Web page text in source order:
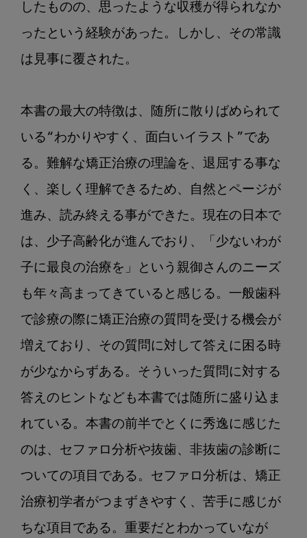
したものの、思ったような収穫が得られなか
ったという経験があった。しかし、その常識
は見事に覆された。
本書の最大の特徴は、随所に散りばめられて
いる“わかりやすく、面白いイラスト”であ
る。難解な矯正治療の理論を、退屈する事な
く、楽しく理解できるため、自然とページが
進み、読み終える事ができた。現在の日本で
は、少子高齢化が進んでおり、「少ないわが
子に最良の治療を」という親御さんのニーズ
も年々高まってきていると感じる。一般歯科
で診療の際に矯正治療の質問を受ける機会が
増えており、その質問に対して答えに困る時
が少なからずある。そういった質問に対する
答えのヒントなども本書では随所に盛り込ま
れている。本書の前半でとくに秀逸に感じた
のは、セファロ分析や抜歯、非抜歯の診断に
ついての項目である。セファロ分析は、矯正
治療初学者がつまずきやすく、苦手に感じが
ちな項目である。重要だとわかっていなが